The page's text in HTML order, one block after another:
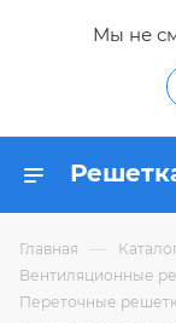
Мы не
Главная —
Вентиляционные
Переточные